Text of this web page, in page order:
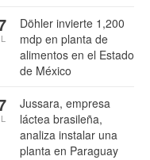
Döhler invierte 1,200
mdp en planta de
alimentos en el Estado
de México
Jussara, empresa
láctea brasileña,
analiza instalar una
planta en Paraguay